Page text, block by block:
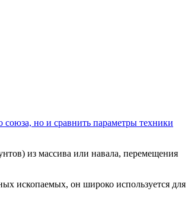
союза, но и сравнить параметры техники
из массива или навала, перемещения
ископаемых, он широко используется для